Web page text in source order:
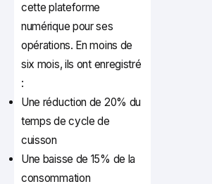
cette plateforme
numérique pour ses
opérations. En moins de
six mois, ils ont enregistré
:
Une réduction de 20% du
temps de cycle de
cuisson
Une baisse de 15% de la
consommation